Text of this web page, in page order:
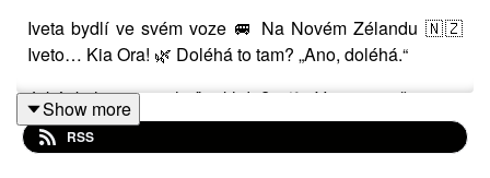
Iveta bydlí ve svém voze 🚐 Na Novém Zélandu 🇳🇿
Iveto… Kia Ora! 🌿 Doléhá to tam? „Ano, doléhá.“
Jaká byla tvoje chvíle klidu? 🕊️ Vzpomeneš si na
okamžik čiré radosti? 💛 Vem nás tam… Ať to vidíme
tvýma očima 👀
Show more
RSS